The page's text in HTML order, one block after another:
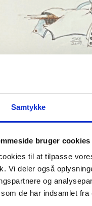
Samtykke
bruger cookies
til at tilpasse
Vi deler også
og
de har indsamlet fra